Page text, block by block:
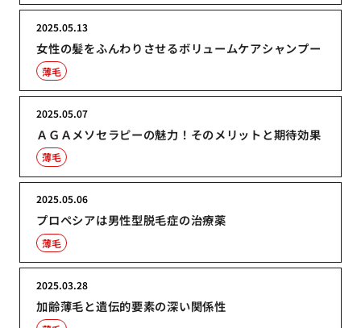
女性の髪をふんわりさせるボリュームケアシャンプー
2025.05.13
薄毛
ＡＧＡメソセラピーの魅力！そのメリットと期待効果
2025.05.07
薄毛
プロペシアは男性型脱毛症の治療薬
2025.05.06
薄毛
加齢薄毛と遺伝的要素の深い関係性
2025.03.28